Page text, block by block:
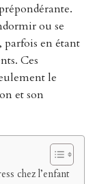
ou se
parfois en étant
Ces
le
et son
chez l’enfant